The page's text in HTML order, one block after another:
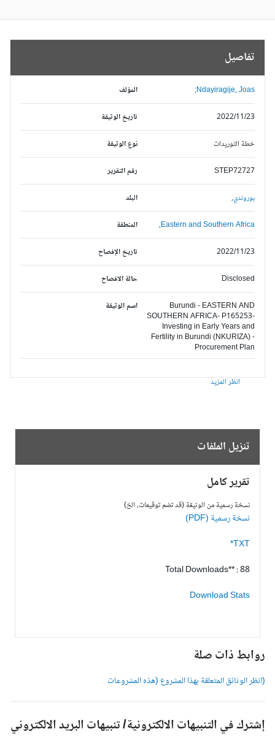
تفاصيل
المؤلف Ndayiragije, Joas;
تاريخ الوثيقة 2022/11/23
نوع الوثيقة خطة التوريدات
رقم التقرير STEP72727
البلد بوروندي,
المنطقة Eastern and Southern Africa,
تاريخ الإفصاح 2022/11/23
حالة الافصاح Disclosed
اسم الوثيقة
Burundi - EASTERN AND
SOUTHERN AFRICA- P165253-
Investing in Early Years and
Fertility in Burundi (NKURIZA) -
Procurement Plan
انظر المزيد
تنزيل الملفات
تقرير كامل
نسخة رسمية من الوثيقة (قد تضم توقيعات، الخ)
نسخة رسمية (PDF)
TXT*
Total Downloads** : 88
Download Stats
روابط ذات صلة
(انظر الوثائق المتعلقة بهذا المشروع (هذه المشروعات
إشترك في التنبيهات الالكترونية/ تنبيهات البريد الالكتروني